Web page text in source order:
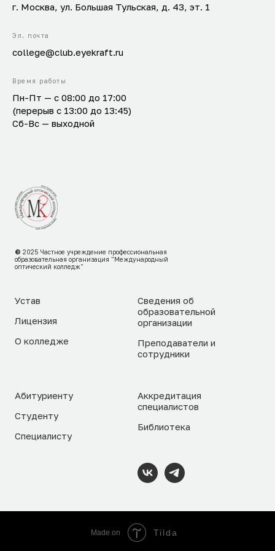
г. Москва, ул. Большая Тульская, д. 43, эт. 1
Эл. почта
college@club.eyekraft.ru
Время работы
Пн-Пт — с 08:00 до 17:00
(перерыв с 13:00 до 13:45)
Сб-Вс — выходной
© 2025 Частное учреждение профессиональная
образовательная организация "Международный
оптический колледж"
Устав
Лицензия
О колледже
Сведения об
образовательной
организации
Преподаватели и
сотрудники
Абитуриенту
Студенту
Специалисту
Аккредитация
специалистов
Библиотека
Made on Tilda